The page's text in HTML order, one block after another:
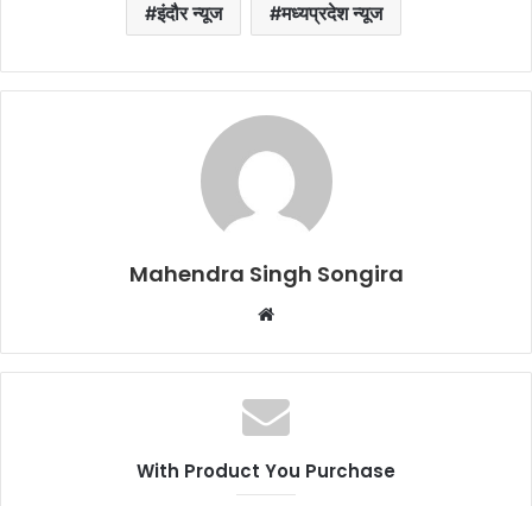
इंदौर न्यूज मध्यप्रदेश न्यूज
Mahendra Singh Songira
Website
With Product You Purchase